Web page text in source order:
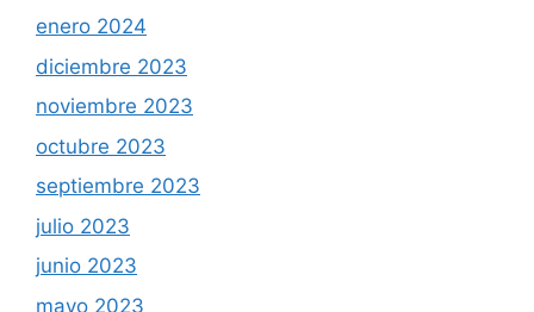
enero 2024
diciembre 2023
noviembre 2023
octubre 2023
septiembre 2023
julio 2023
junio 2023
mayo 2023